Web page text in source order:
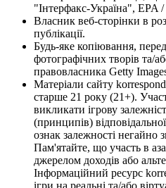
"Інтерфакс-Україна", EPA
Власник веб-сторінки в
публікації.
Будь-яке копіювання,
фотографічних творів та/
правовласника Getty
Матеріали сайту
старше 21 року (21+).
викликати ігрову
(принципів)
ознак залежності негайно
Пам'ятайте, що участь в
джерелом доходів або
Інформаційний ресурс
ігри на реальні та/або